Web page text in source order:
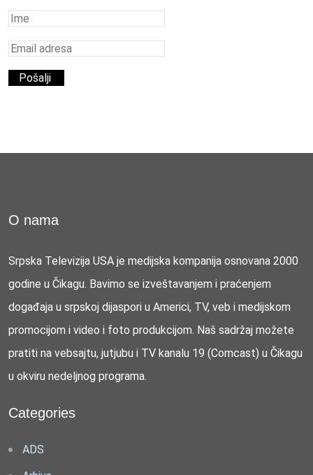
O nama
Srpska Televizija USA je medijska kompanija osnovana 2000
godine u Čikagu. Bavimo se izveštavanjem i praćenjem
događaja u srpskoj dijaspori u Americi, TV, veb i medijskom
promocijom i video i foto produkcijom. Naš sadržaj možete
pratiti na vebsajtu, jutjubu i TV kanalu 19 (Comcast) u Čikagu
u okviru nedeljnog programa.
Categories
ADS